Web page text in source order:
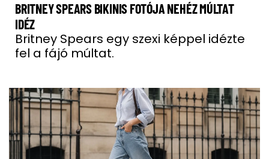
BRITNEY SPEARS BIKINIS FOTÓJA NEHÉZ MÚLTAT
IDÉZ
Britney Spears egy szexi képpel idézte
fel a fájó múltat.